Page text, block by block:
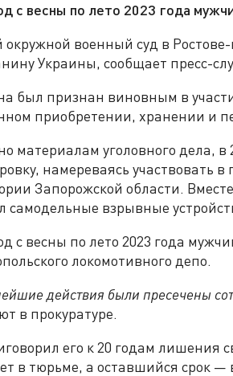
с весны по лето 2023 года
военный суд в
Украины, сообщает пресс-
был признан виновным в
приобретении, хранении и
материалам уголовного дела, в
намереваясь участвовать
Запорожской области.
самодельные взрывные
с весны по лето 2023 года
локомотивного депо.
действия были пресечены
в прокуратуре.
его к 20 годам лишения
в тюрьме, а оставшийся срок —